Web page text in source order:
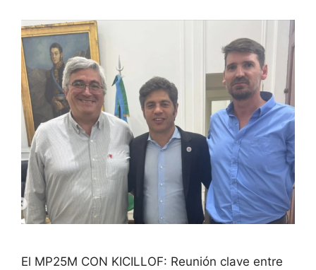
El MP25M CON KICILLOF: Reunión clave entre